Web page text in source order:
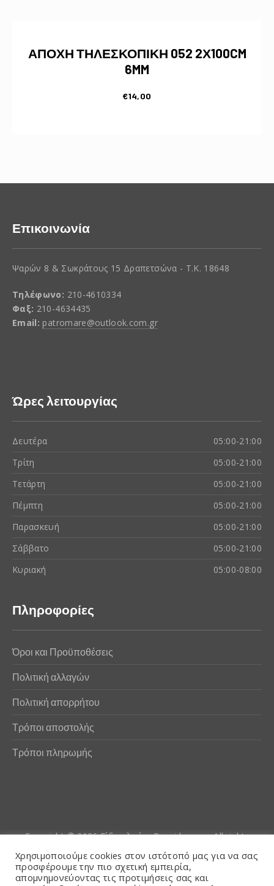
ΑΠΟΧΗ ΤΗΛΕΣΚΟΠΙΚΗ 052 2Χ100CM
6MM
€14,00
Επικοινωνία
Ψαρών 8 & Σωκράτους 15 Δραπετσώνα - Τ.Κ. 18648
Τηλέφωνο: 210-4610334
Φαξ: 210-4634435
Email: patromare@outlook.com.gr
Ώρες λειτουργίας
Δευτέρα
05:00-21:00
Τρίτη
05:00-21:00
Τετάρτη
05:00-21:00
Πέμπτη
05:00-21:00
Παρασκευή
05:00-21:00
Σάββατο
05:00-21:00
Κυριακή
05:00-08:00
Πληροφορίες
Όροι και Προϋποθέσεις
Πολιτική αλλαγών
Πολιτική απορρήτου
Τρόποι αποστολής
Τρόποι πληρωμής
Copyright © 2026Είδη αλιείας Poseidwnn.gr. All rights
reserved. Powered by
PlexusCore
Όροι και Προϋποθέσεις
Χρησιμοποιούμε cookies στον ιστότοπό μας για να σας
προσφέρουμε την πιο σχετική εμπειρία,
απομνημονεύοντας τις προτιμήσεις σας και